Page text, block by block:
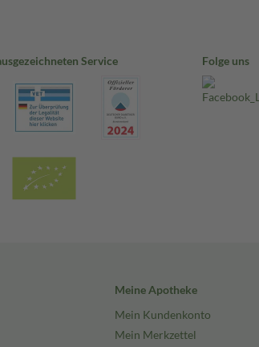
Service Folge uns
Meine Apotheke
Mein Kundenkonto
Mein Merkzettel